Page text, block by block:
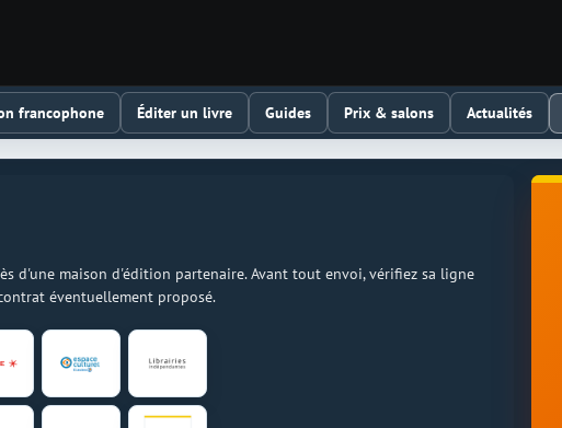
francophone Éditer un livre Guides Prix & salons Actualités
d'une maison d'édition partenaire. Avant tout envoi, vérifiez sa ligne
éventuellement proposé.